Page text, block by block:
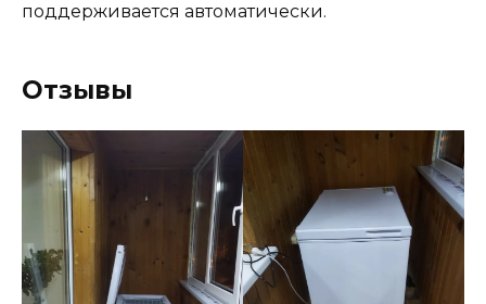
поддерживается автоматически.
Отзывы